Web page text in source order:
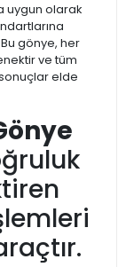
uygun olarak
gönye, her
ve tüm
elde